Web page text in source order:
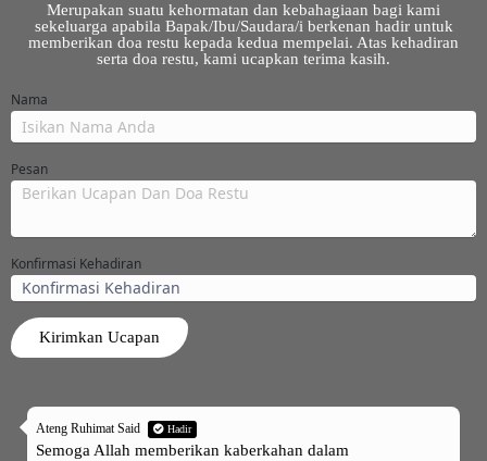
Merupakan suatu kehormatan dan kebahagiaan bagi kami
sekeluarga apabila Bapak/Ibu/Saudara/i berkenan hadir untuk
memberikan doa restu kepada kedua mempelai. Atas kehadiran
serta doa restu, kami ucapkan terima kasih.
Nama
Pesan
Konfirmasi Kehadiran
Kirimkan Ucapan
Ateng Ruhimat Said Hadir
Semoga Allah memberikan kaberkahan dalam